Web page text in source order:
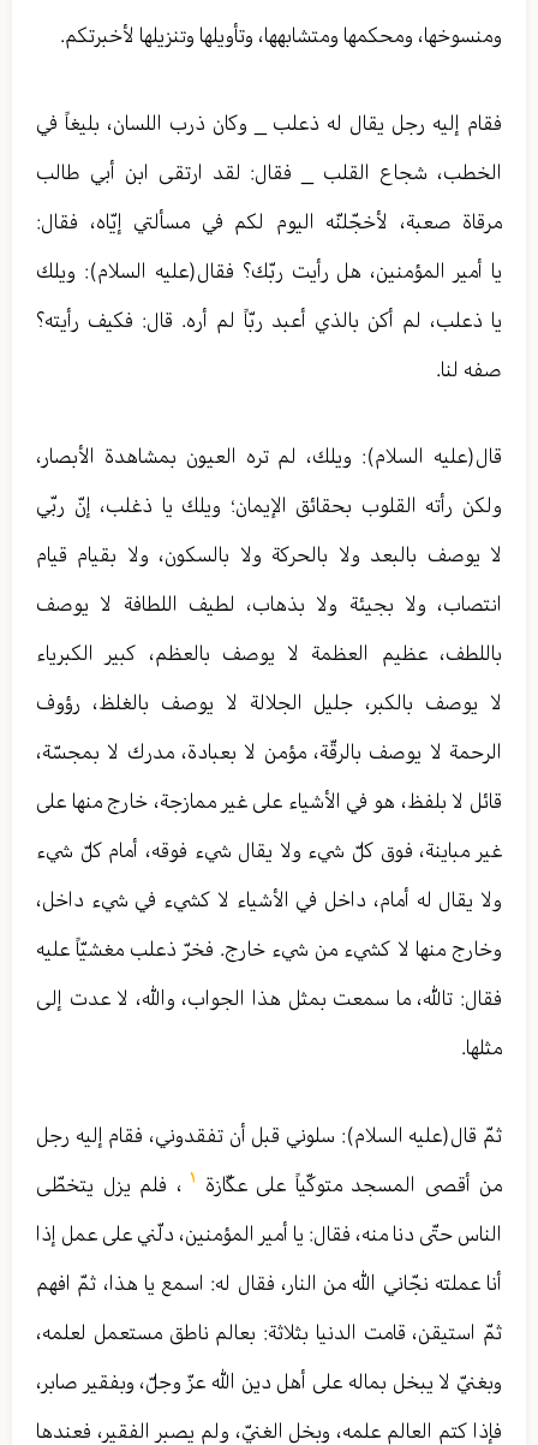
ومنسوخها، ومحكمها ومتشابهها، وتأويلها وتنزيلها لأخبرتكم.
فقام إليه رجل يقال له ذعلب _ وكان ذرب اللسان، بليغاً في
الخطب، شجاع القلب _ فقال: لقد ارتقى ابن أبي طالب
مرقاة صعبة، لأخجّلنّه اليوم لكم في مسألتي إيّاه، فقال:
يا أمير المؤمنين، هل رأيت ربّك؟ فقال(عليه السلام): ويلك
يا ذعلب، لم أكن بالذي أعبد ربّاً لم أره. قال: فكيف رأيته؟
صفه لنا.
قال(عليه السلام): ويلك، لم تره العيون بمشاهدة الأبصار،
ولكن رأته القلوب بحقائق الإيمان؛ ويلك يا ذغلب، إنّ ربّي
لا يوصف بالبعد ولا بالحركة ولا بالسكون، ولا بقيام قيام
انتصاب، ولا بجيئة ولا بذهاب، لطيف اللطافة لا يوصف
باللطف، عظيم العظمة لا يوصف بالعظم، كبير الكبرياء
لا يوصف بالكبر، جليل الجلالة لا يوصف بالغلظ، رؤوف
الرحمة لا يوصف بالرقّة، مؤمن لا بعبادة، مدرك لا بمجسّة،
قائل لا بلفظ، هو في الأشياء على غير ممازجة، خارج منها على
غير مباينة، فوق كلّ شيء ولا يقال شيء فوقه، أمام كلّ شيء
ولا يقال له أمام، داخل في الأشياء لا كشيء في شيء داخل،
وخارج منها لا كشيء من شيء خارج. فخرّ ذعلب مغشيّاً عليه
فقال: تالله، ما سمعت بمثل هذا الجواب، والله، لا عدت إلى
مثلها.
ثمّ قال(عليه السلام): سلوني قبل أن تفقدوني، فقام إليه رجل
من أقصى المسجد متوكّياً على عكّازة
، فلم يزل يتخطّى
الناس حتّى دنا منه، فقال: يا أمير المؤمنين، دلّني على عمل إذا
أنا عملته نجّاني الله من النار، فقال له: اسمع يا هذا، ثمّ افهم
ثمّ استيقن، قامت الدنيا بثلاثة: بعالم ناطق مستعمل لعلمه،
وبغنيّ لا يبخل بماله على أهل دين الله عزّ وجلّ، وبفقير صابر،
فإذا كتم العالم علمه، وبخل الغنيّ، ولم يصبر الفقير، فعندها